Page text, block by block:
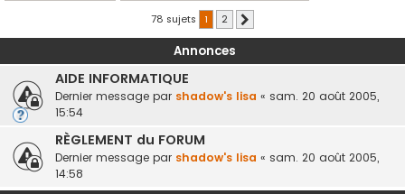
c
h
78 sujets 1 2
Annonces
AIDE INFORMATIQUE
Dernier message par shadow's lisa « sam. 20 août 2005,
15:54
RÈGLEMENT du FORUM
Dernier message par shadow's lisa « sam. 20 août 2005,
14:58